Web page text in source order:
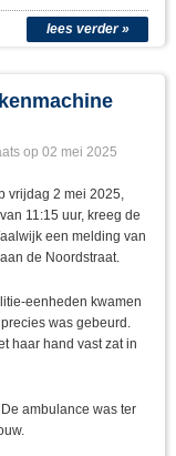
lees verder »
op 02 mei 2025
vrijdag 2 mei 2025,
11:15 uur, kreeg de
een melding van
de Noordstraat.
eenheden kwamen
was gebeurd.
haar hand vast zat in
ambulance was ter